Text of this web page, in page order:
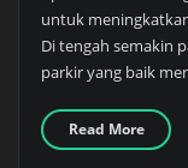
untuk
Di tengah semakin
parkir yang baik
Read More